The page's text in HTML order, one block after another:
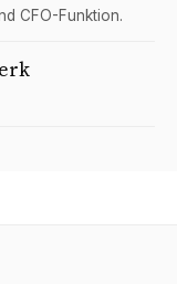
CFO-Funktion.